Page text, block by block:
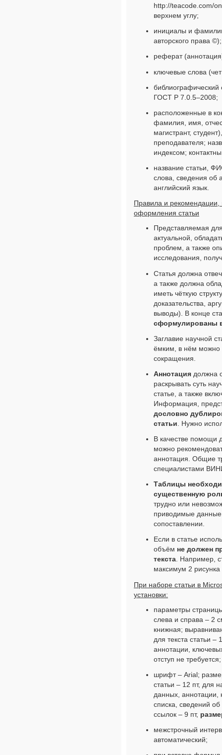
http://teacode.com/
верхнем углу;
инициалы и
авторского права ©);
реферат
ключевые слова
библиографический
ГОСТ Р 7.0.5–2008;
расположенные в
фамилия, имя,
магистрант,
преподавателя;
индексом;
название статьи,
слова, сведения об
английский язык.
Правила и
оформления статьи
Представляемая
актуальной,
проблем, а также
исследования,
Статья должна
а также должна
иметь чёткую
доказательства,
выводы). В конце
сформулированы
Заглавие научной
ёмким, в нём можно
сокращения.
Аннотация должна
раскрывать суть
статье, а также
Информация,
дословно
статьи . Нужно
В качестве помощи
можно
аннотация. Общие
специалистами
Таблицы
существенную
трудно или
приводимые
сопоставлении.
Если в статье
объём не должен
текста. Например,
максимум 2 рисунка
При наборе статьи в
установки:
параметры
слева и справа – 2
книжная;
для текста статьи –
аннотации,
отступ не требуется;
шрифт – Arial;
статьи – 12 пт, для
данных, аннотации,
списка, сведений
ссылок – 9 пт,
межстрочный
автоматический;